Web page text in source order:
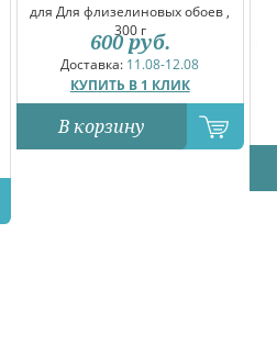
для Для флизелиновых обоев ,
300 г
Доставка: 11.08-12.08
КУПИТЬ В 1 КЛИК
600 руб.
В корзину